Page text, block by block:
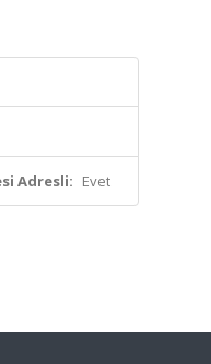
Adresli: Evet